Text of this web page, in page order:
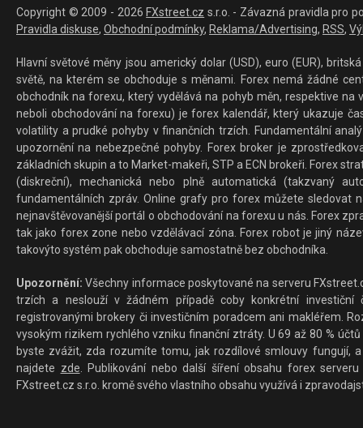
Copyright © 2009 - 2026 FXstreet.cz s.r.o. - Závazná pravidla pro
Pravidla diskuse, Obchodní podmínky, Reklama/Advertising, RSS,
Hlavní světové měny jsou americký dolar (USD), euro (EUR),
světě, na kterém se obchoduje s měnami. Forex nemá žádné
obchodník na forexu, který vydělává na pohyb měn, respektive
neboli obchodování na forexu) je forex kalendář, který ukazuje
volatility a prudké pohyby v finančních trzích. Fundamentální
upozornění na nebezpečné pohyby. Forex broker je
základních skupin a to Market-makeři, STP a ECN brokeři. Forex
(diskreční), mechanická nebo plně automatická (takzvaný
fundamentálních zpráv. Online grafy pro forex můžete sledovat
nejnavštěvovanější portál o obchodování na forexu u nás. Forex
tak jako forex zone nebo vzdělávací zóna. Forex robot je jiný
takovýto systém pak obchoduje samostatně bez obchodníka.
Upozornění: Všechny informace poskytované na serveru
trzích a neslouží v žádném případě coby konkrétní investiční
registrovanými brokery či investičním poradcem ani makléřem.
vysokým rizikem rychlého vzniku finanční ztráty. U 69 až 80 %
byste zvážit, zda rozumíte tomu, jak rozdílové smlouvy fungují,
najdete zde. Publikování nebo další šíření obsahu forex
FXstreet.cz s.r.o. kromě svého vlastního obsahu využívá i